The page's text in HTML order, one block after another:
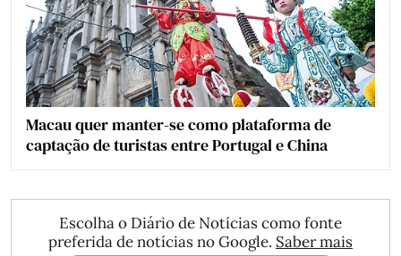
Macau quer manter-se como plataforma de
captação de turistas entre Portugal e China
Escolha o Diário de Notícias como fonte
preferida de notícias no Google. Saber mais